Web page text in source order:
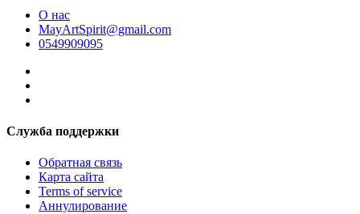
О нас
MayArtSpirit@gmail.com
0549909095
Служба поддержки
Обратная связь
Карта сайта
Terms of service
Аннулирование